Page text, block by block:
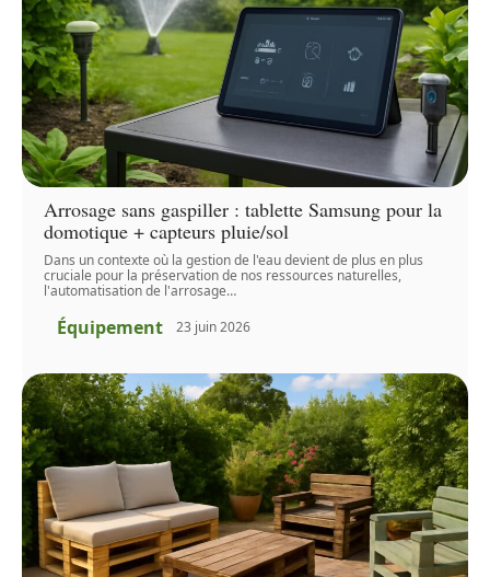
Arrosage sans gaspiller : tablette Samsung pour la
domotique + capteurs pluie/sol
Dans un contexte où la gestion de l'eau devient de plus en plus
cruciale pour la préservation de nos ressources naturelles,
l'automatisation de l'arrosage…
Équipement 23 juin 2026